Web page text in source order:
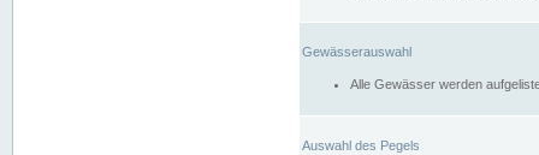
Gewässerauswahl
Alle Gewässer werden
Auswahl des Pegels